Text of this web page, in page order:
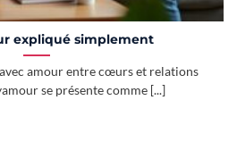
expliqué simplement
amour entre cœurs et relations
se présente comme [...]